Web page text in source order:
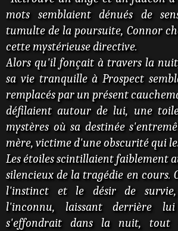
mots semblaient dénués de
tumulte de la poursuite, Connor
cette mystérieuse directive.
Alors qu'il fonçait à travers la
sa vie tranquille à Prospect
remplacés par un présent
défilaient autour de lui, une
mystères où sa destinée
mère, victime d'une obscurité qui
Les étoiles scintillaient faiblement
silencieux de la tragédie en cours.
l'instinct et le désir de
l'inconnu, laissant derrière
s'effondrait dans la nuit, tout